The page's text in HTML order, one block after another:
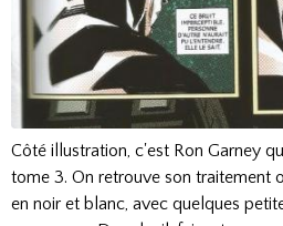
Côté illustration, c'est Ron Garney
tome 3. On retrouve son traitement
en noir et blanc, avec quelques